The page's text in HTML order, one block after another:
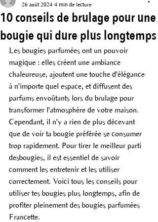
10 conseils de brulage pour une
bougie qui dure plus longtemps
26 août 2024 4 min de lecture
Les bougies parfumées ont un pouvoir
magique : elles créent une ambiance
chaleureuse, ajoutent une touche d'élégance
à n'importe quel espace, et diffusent des
parfums envoûtants lors du brulage pour
transformer l'atmosphère de votre maison.
Cependant, il n'y a rien de plus décevant
que de voir ta bougie préférée se consumer
trop rapidement. Pour tirer le meilleur parti
desbougies, il est essentiel de savoir
comment les entretenir et les utiliser
correctement. Voici tous les conseils pour
utiliser tes bougies plus longtemps, afin de
profiter pleinement des bougies parfumées
Francette.